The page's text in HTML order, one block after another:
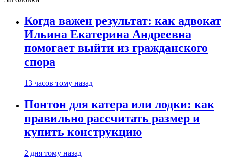
Когда важен результат: как адвокат
Ильина Екатерина Андреевна
помогает выйти из гражданского
спора
13 часов тому назад
Понтон для катера или лодки: как
правильно рассчитать размер и
купить конструкцию
2 дня тому назад